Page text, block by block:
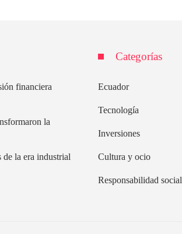
financiera
la
de la era industrial
Categorías
Ecuador
Tecnología
Inversiones
Cultura y ocio
Responsabilidad social